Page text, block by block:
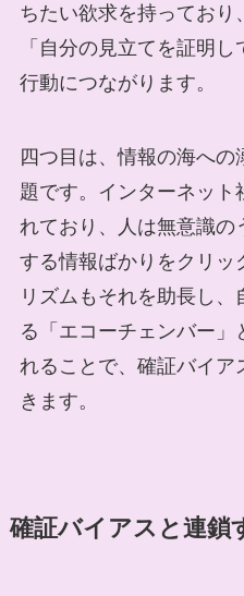
ちたい欲求を持っており
「自分の見立てを証明
行動につながります。
四つ目は、情報の海への
題です。インターネット
れており、人は無意識
する情報ばかりをクリッ
リズムもそれを助長し
る「エコーチェンバー」
れることで、確証バイア
きます。
確証バイアスと連鎖